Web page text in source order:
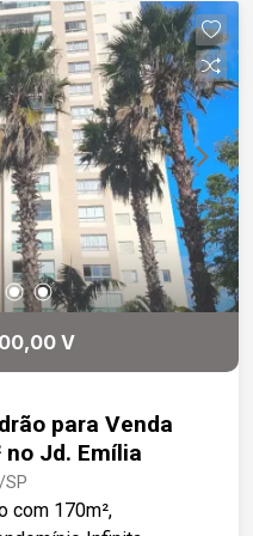
V
para Venda
Jd. Emília
com 170m²,